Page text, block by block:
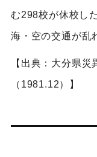
む298校が休校し
海・空の交通が乱
【出典：大分県
（1981.12）】